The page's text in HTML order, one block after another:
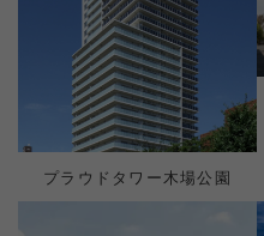
プラウドタワー木場公園